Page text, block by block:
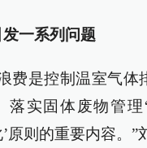
一系列问题
费是控制温室气体
落实固体废物管理
原则的重要内容。”